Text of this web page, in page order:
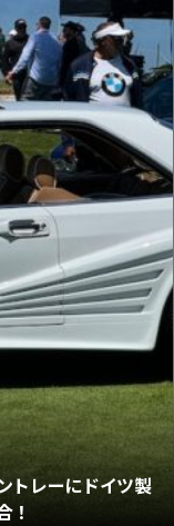
トレーにドイツ製
！